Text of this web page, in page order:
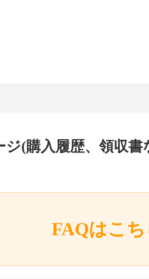
ジ(購入履歴、領収書
FAQはこち